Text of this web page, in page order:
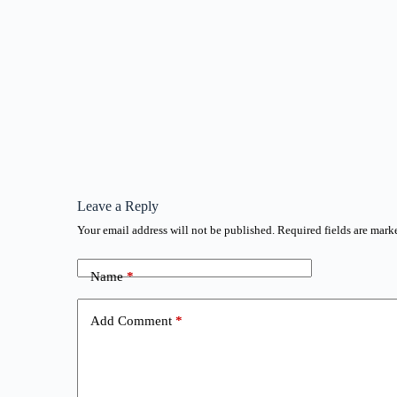
Leave a Reply
Your email address will not be published. Required fields are
Name*
Add Comment *